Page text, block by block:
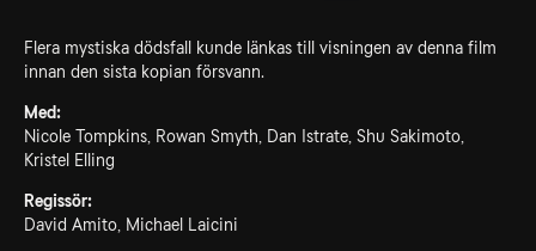
Flera mystiska dödsfall kunde länkas till visningen av denna film
innan den sista kopian försvann.
Med:
Nicole Tompkins, Rowan Smyth, Dan Istrate, Shu Sakimoto,
Kristel Elling
Regissör:
David Amito, Michael Laicini